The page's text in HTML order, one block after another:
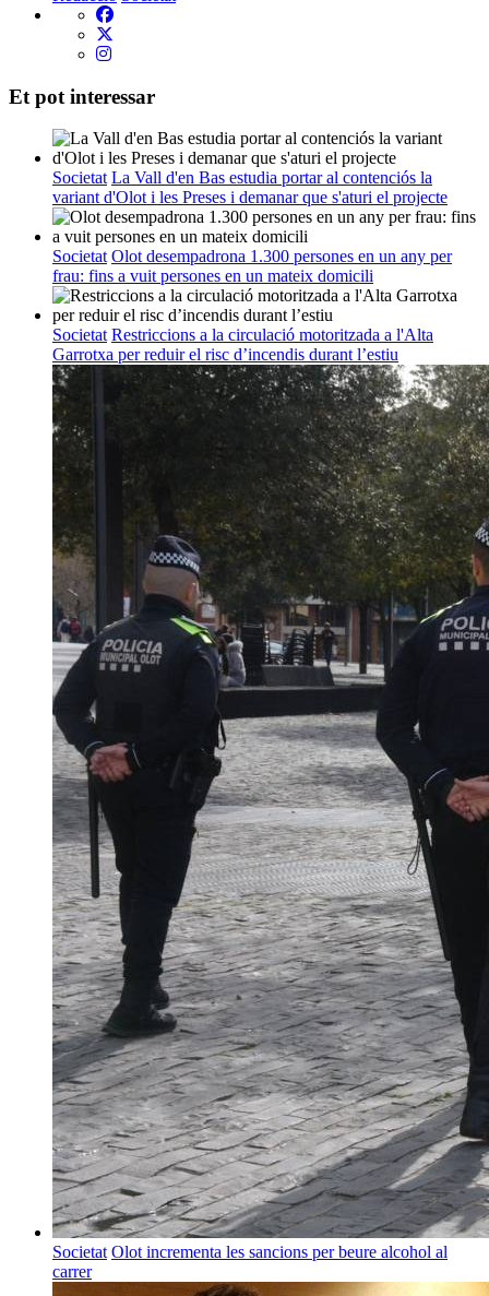
Et pot interessar
Societat La Vall d'en Bas estudia portar al contenciós la
variant d'Olot i les Preses i demanar que s'aturi el projecte
Societat Olot desempadrona 1.300 persones en un any per
frau: fins a vuit persones en un mateix domicili
Societat Restriccions a la circulació motoritzada a l'Alta
Garrotxa per reduir el risc d’incendis durant l’estiu
Societat Olot incrementa les sancions per beure alcohol al
carrer